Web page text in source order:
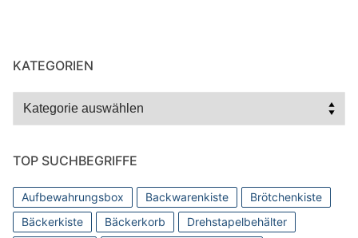
KATEGORIEN
Kategorien
TOP SUCHBEGRIFFE
Aufbewahrungsbox Backwarenkiste
Brötchenkiste
Bäckerkiste
Bäckerkorb
Drehstapelbehälter